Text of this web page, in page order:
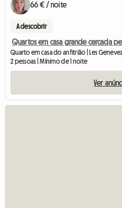
66 € / noite
A descobrir
Quartos em casa grande cercada
Quarto em casa do anfitrião | Les
2 pessoas | Mínimo de 1 noite
Ver